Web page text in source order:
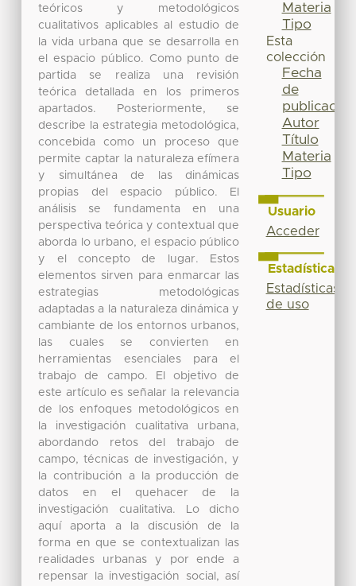
teóricos y metodológicos
cualitativos aplicables al estudio de
la vida urbana que se desarrolla en
el espacio público. Como punto de
partida se realiza una revisión
teórica detallada en los primeros
apartados. Posteriormente, se
describe la estrategia metodológica,
concebida como un proceso que
permite captar la naturaleza efímera
y simultánea de las dinámicas
propias del espacio público. El
análisis se fundamenta en una
perspectiva teórica y contextual que
aborda lo urbano, el espacio público
y el concepto de lugar. Estos
elementos sirven para enmarcar las
estrategias metodológicas
adaptadas a la naturaleza dinámica y
cambiante de los entornos urbanos,
las cuales se convierten en
herramientas esenciales para el
trabajo de campo. El objetivo de
este artículo es señalar la relevancia
de los enfoques metodológicos en
la investigación cualitativa urbana,
abordando retos del trabajo de
campo, técnicas de investigación, y
la contribución a la producción de
datos en el quehacer de la
investigación cualitativa. Lo dicho
aquí aporta a la discusión de la
forma en que se contextualizan las
realidades urbanas y por ende a
repensar la investigación social, así
Materia
Tipo
Esta
colección
Fecha
de
publicación
Autor
Título
Materia
Tipo
Usuario
Acceder
Estadísticas
Estadísticas
de uso